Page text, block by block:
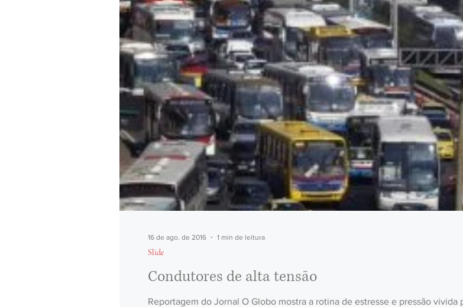
Condutores de alta tensão
Reportagem do Jornal O Globo mostra a rotina de estresse e pressão
Slide
16 de ago. de 2016 1 min de leitura